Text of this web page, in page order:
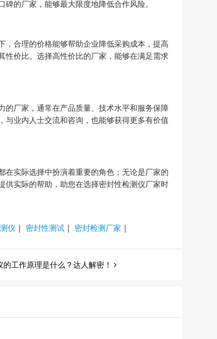
的厂家，能够最大限度地降低合作风险。
合理的价格能够帮助企业降低采购成本，提高
性价比。选择高性价比的厂家，能够在满足需求
的厂家，通常在产品质量、技术水平和服务保障
业内人士交流和咨询，也能够获得更多有价值
实际选择中扮演着重要的角色；无论是厂家的
供实际的帮助，助您在选择密封性检测仪厂家时
仪 | 密封性测试 | 密封检测厂家 |
工作原理是什么？达人解密！